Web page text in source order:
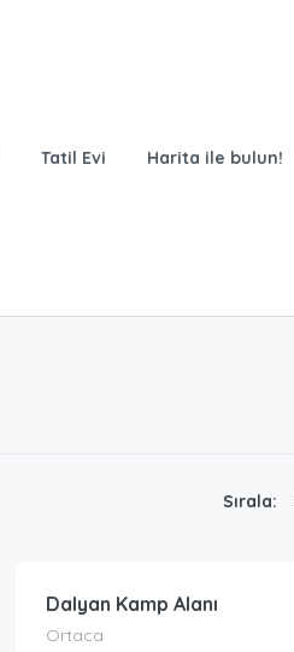
Tatil Evi Harita ile bulun!
Sırala:
Dalyan Kamp Alanı
Ortaca